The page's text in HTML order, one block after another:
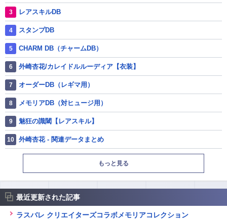
レアスキルDB
スタンプDB
CHARM DB（チャームDB）
外崎杏花/カレイドルルーディア【衣装】
オーダーDB（レギマ用）
メモリアDB（対ヒュージ用）
魅狂の識閾【レアスキル】
外崎杏花 - 関連データまとめ
もっと見る
最近更新された記事
ラスバレ クリエイターズコラボメモリアコレクション